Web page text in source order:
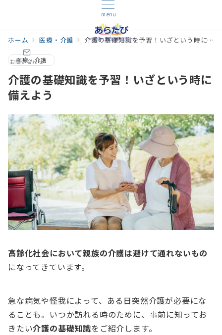
menu
お問い合わせ
ホーム 医療・介護 介護の基礎知識を予習！いざという時に備えよう
医療・介護
介護の基礎知識を予習！いざという時に
備えよう
高齢化社会において親族の介護は避けて通れないもの
になってきています。
急な病気や怪我によって、ある日突然介護が必要にな
ることも。いつか訪れる時のために、事前に知ってお
きたい介護の基礎知識をご紹介します。